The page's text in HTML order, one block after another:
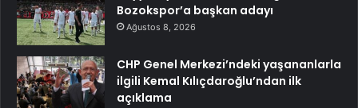
Bozokspor’a başkan adayı
Ağustos 8, 2026
CHP Genel Merkezi’ndeki yaşananlarla
ilgili Kemal Kılıçdaroğlu’ndan ilk
açıklama